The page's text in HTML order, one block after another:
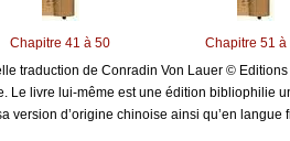
Chapitre 41 à 50 Chapitre 51 à
traduction de Conradin Von Lauer ©
Le livre lui-même est une édition bibliophilie
version d’origine chinoise ainsi qu’en